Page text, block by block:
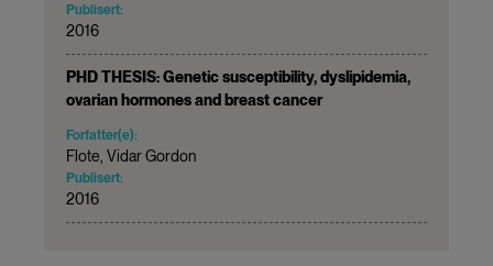
Publisert:
2016
PHD THESIS: Genetic susceptibility, dyslipidemia,
ovarian hormones and breast cancer
Forfatter(e):
Flote, Vidar Gordon
Publisert:
2016